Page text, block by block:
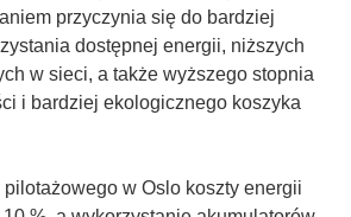
s
i
ę
w
w
y
przyczynia się do bardziej
dostępnej energii, niższych
w sieci, a także wyższego stopnia
i bardziej ekologicznego koszyka
pilotażowego w Oslo koszty energii